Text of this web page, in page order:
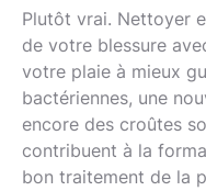
Plutôt vrai. Nettoyer
de votre blessure
votre plaie à mieux
bactériennes, une
encore des croûtes
contribuent à la
bon traitement de la